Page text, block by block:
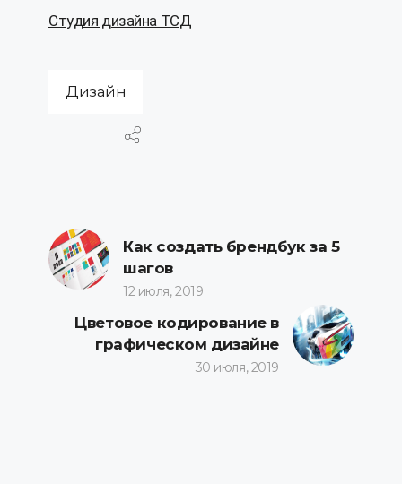
Студия дизайна ТСД
Дизайн
Как создать брендбук за 5
шагов
12 июля, 2019
Цветовое кодирование в
графическом дизайне
30 июля, 2019